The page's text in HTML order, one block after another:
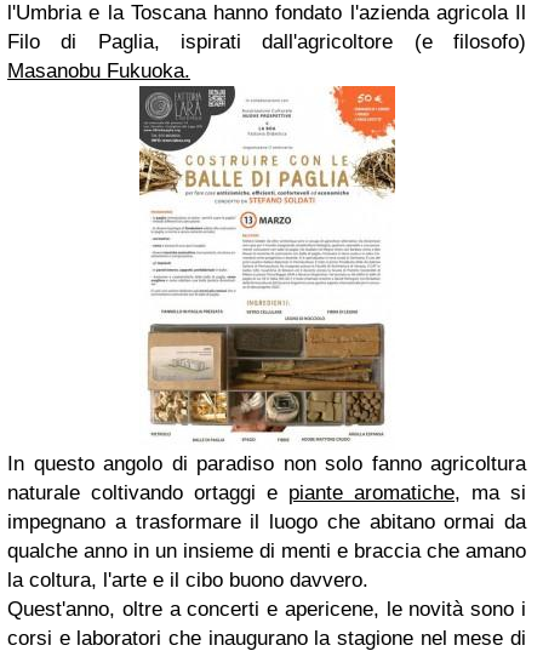
l'Umbria e la Toscana hanno fondato l'azienda agricola Il
Filo di Paglia, ispirati dall'agricoltore (e filosofo)
Masanobu Fukuoka.
In questo angolo di paradiso non solo fanno agricoltura
naturale coltivando ortaggi e piante aromatiche, ma si
impegnano a trasformare il luogo che abitano ormai da
qualche anno in un insieme di menti e braccia che amano
la coltura, l'arte e il cibo buono davvero.
Quest'anno, oltre a concerti e apericene, le novità sono i
corsi e laboratori che inaugurano la stagione nel mese di